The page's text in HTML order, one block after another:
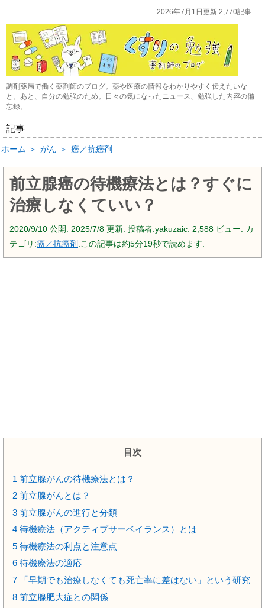
2026年7月1日更新.2,770記事.
調剤薬局で働く薬剤師のブログ。薬や医療の情報をわかりやすく伝えたいな
と。あと、自分の勉強のため。日々の気になったニュース、勉強した内容の備
忘録。
記事
ホーム ＞ がん ＞ 癌／抗癌剤
前立腺癌の待機療法とは？すぐに
治療しなくていい？
2020/9/10 公開. 2025/7/8 更新. 投稿者:yakuzaic. 2,588 ビュー. カ
テゴリ:癌／抗癌剤 .この記事は約5分19秒で読めます.
目次
1 前立腺がんの待機療法とは？
2 前立腺がんとは？
3 前立腺がんの進行と分類
4 待機療法（アクティブサーベイランス）とは
5 待機療法の利点と注意点
6 待機療法の適応
7 「早期でも治療しなくても死亡率に差はない」という研究
8 前立腺肥大症との関係